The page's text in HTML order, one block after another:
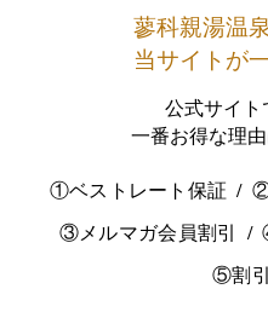
蓼科親湯温
当サイトが
公式サイ
一番お得な理由
①ベストレート保証
②
③メルマガ会員割引
⑤割